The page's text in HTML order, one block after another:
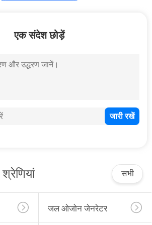
सुविधाएं
171
19
एक संदेश छोड़ें
सभी
जल ओजोन जेनरेटर